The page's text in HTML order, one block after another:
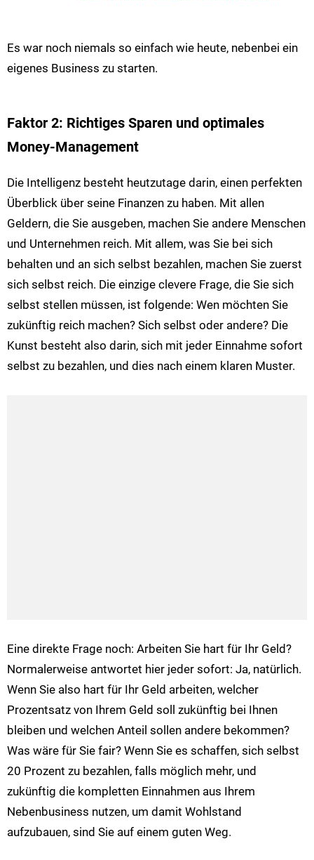
Es war noch niemals so einfach wie heute, nebenbei ein
eigenes Business zu starten.
Faktor 2: Richtiges Sparen und optimales
Money-Management
Die Intelligenz besteht heutzutage darin, einen perfekten
Überblick über seine Finanzen zu haben. Mit allen
Geldern, die Sie ausgeben, machen Sie andere Menschen
und Unternehmen reich. Mit allem, was Sie bei sich
behalten und an sich selbst bezahlen, machen Sie zuerst
sich selbst reich. Die einzige clevere Frage, die Sie sich
selbst stellen müssen, ist folgende: Wen möchten Sie
zukünftig reich machen? Sich selbst oder andere? Die
Kunst besteht also darin, sich mit jeder Einnahme sofort
selbst zu bezahlen, und dies nach einem klaren Muster.
Eine direkte Frage noch: Arbeiten Sie hart für Ihr Geld?
Normalerweise antwortet hier jeder sofort: Ja, natürlich.
Wenn Sie also hart für Ihr Geld arbeiten, welcher
Prozentsatz von Ihrem Geld soll zukünftig bei Ihnen
bleiben und welchen Anteil sollen andere bekommen?
Was wäre für Sie fair? Wenn Sie es schaffen, sich selbst
20 Prozent zu bezahlen, falls möglich mehr, und
zukünftig die kompletten Einnahmen aus Ihrem
Nebenbusiness nutzen, um damit Wohlstand
aufzubauen, sind Sie auf einem guten Weg.